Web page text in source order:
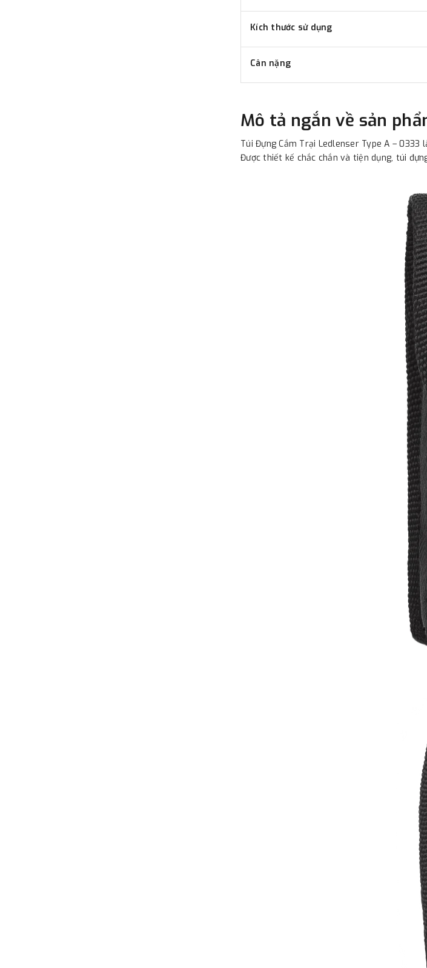
Kích thước sử dụng
Cân nặng
Mô tả ngắn về sản
Túi Đựng Cắm Trại Ledlenser Type A –
Được thiết kế chắc chắn và tiện dụng, túi